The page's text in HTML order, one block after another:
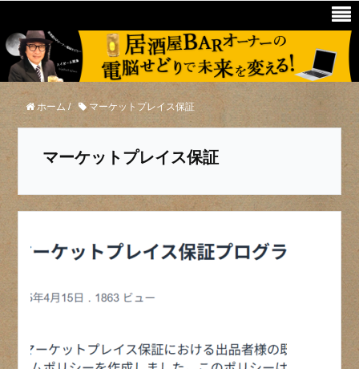
ホーム / マーケットプレイス保証
マーケットプレイス保証